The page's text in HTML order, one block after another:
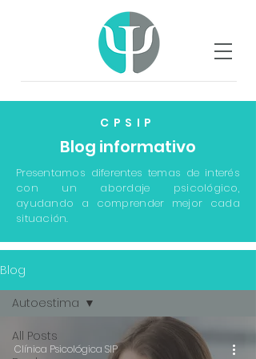
CPSIP
Blog informativo
Presentamos diferentes temas de interés
con un abordaje psicológico,
ayudando a comprender mejor cada
situación.
Blog
All Posts
Autoestima
Clínica Psicológica SIP